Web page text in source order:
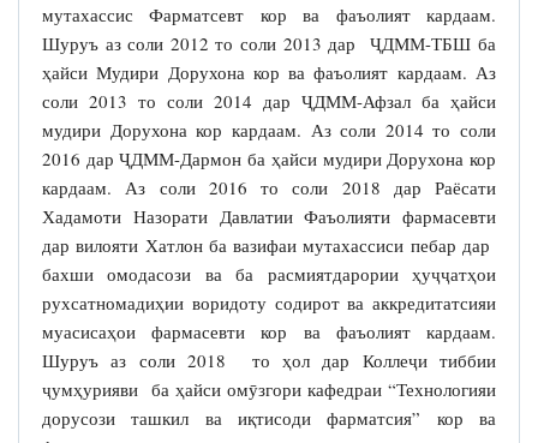
мутахассис Фарматсевт кор ва фаъолият кардаам.
Шуруъ аз соли 2012 то соли 2013 дар ҶДММ-ТБШ ба
ҳайси Мудири Дорухона кор ва фаъолият кардаам. Аз
соли 2013 то соли 2014 дар ҶДММ-Афзал ба ҳайси
мудири Дорухона кор кардаам. Аз соли 2014 то соли
2016 дар ҶДММ-Дармон ба ҳайси мудири Дорухона кор
кардаам. Аз соли 2016 то соли 2018 дар Раёсати
Хадамоти Назорати Давлатии Фаъолияти фармасевти
дар вилояти Хатлон ба вазифаи мутахассиси пебар дар
бахши омодасози ва ба расмиятдарории ҳуҷҷатҳои
рухсатномадиҳии воридоту содирот ва аккредитатсияи
муасисаҳои фармасевти кор ва фаъолият кардаам.
Шуруъ аз соли 2018 то ҳол дар Коллеҷи тиббии
ҷумҳурияви ба ҳайси омӯзгори кафедраи “Технологияи
дорусози ташкил ва иқтисоди фарматсия” кор ва